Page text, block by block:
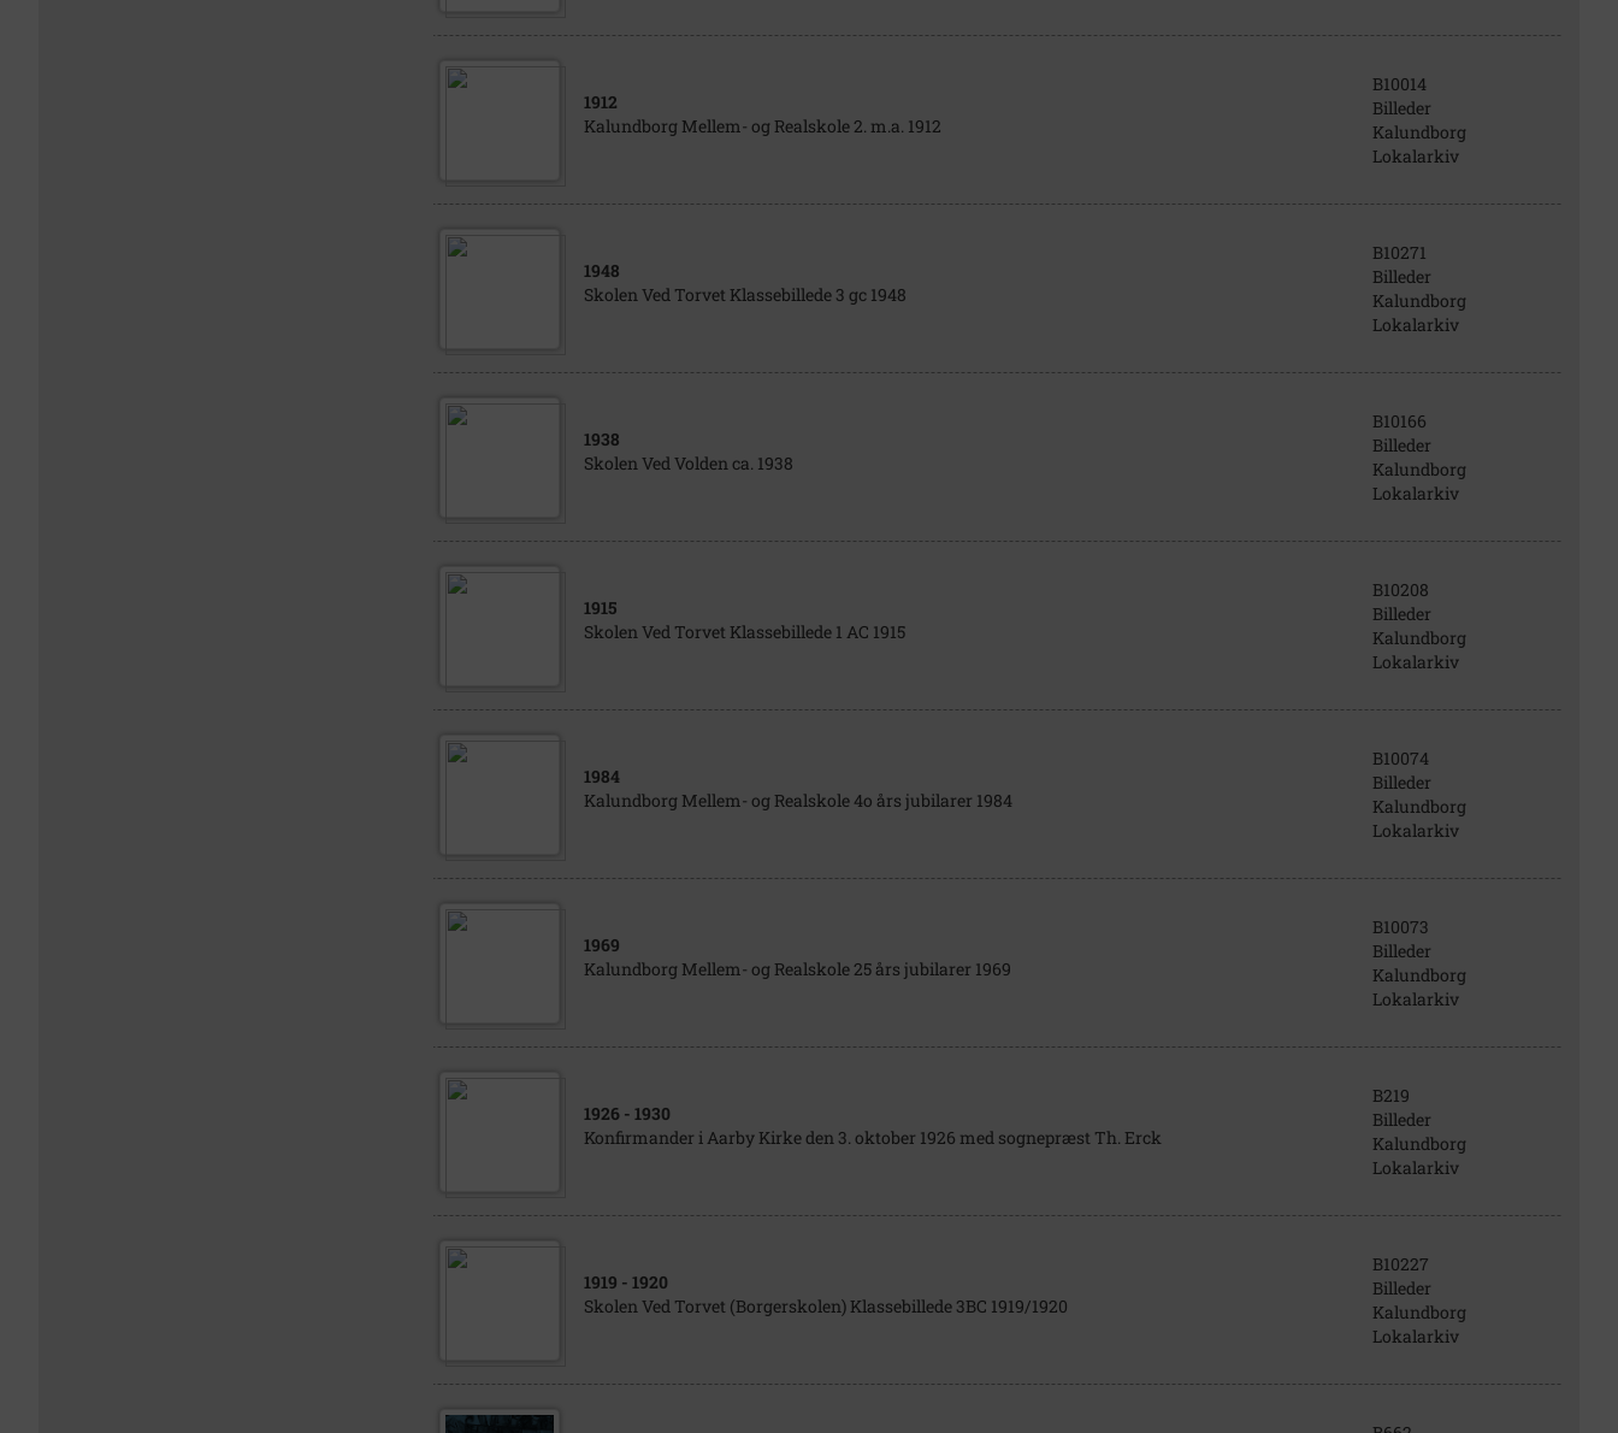
1912
Kalundborg Mellem- og Realskole 2. m.a. 1912
B10014
Billeder
Kalundborg
Lokalarkiv
1948
Skolen Ved Torvet Klassebillede 3 gc 1948
B10271
Billeder
Kalundborg
Lokalarkiv
1938
Skolen Ved Volden ca. 1938
B10166
Billeder
Kalundborg
Lokalarkiv
1915
Skolen Ved Torvet Klassebillede 1 AC 1915
B10208
Billeder
Kalundborg
Lokalarkiv
1984
Kalundborg Mellem- og Realskole 4o års jubilarer 1984
B10074
Billeder
Kalundborg
Lokalarkiv
1969
Kalundborg Mellem- og Realskole 25 års jubilarer 1969
B10073
Billeder
Kalundborg
Lokalarkiv
1926 - 1930
Konfirmander i Aarby Kirke den 3. oktober 1926 med sognepræst Th. Erck
B219
Billeder
Kalundborg
Lokalarkiv
1919 - 1920
Skolen Ved Torvet (Borgerskolen) Klassebillede 3BC 1919/1920
B10227
Billeder
Kalundborg
Lokalarkiv